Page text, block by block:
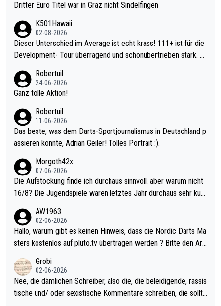
Dritter Euro Titel war in Graz nicht Sindelfingen
K501Hawaii
02-08-2026
Dieser Unterschied im Average ist echt krass! 111+ ist für die
Development- Tour überragend und schonübertrieben stark. U
mal 40+ erst recht. Da gewinnst keinen Blumentopf - ist ja noc
h krasser wie ein Pokalspiel eines Kreisligisten vs einem Bund
Robertuil
24-06-2026
Ganz tolle Aktion!
Robertuil
11-06-2026
Das beste, was dem Darts-Sportjournalismus in Deutschland p
assieren konnte, Adrian Geiler! Tolles Portrait :).
Morgoth42x
07-06-2026
Die Aufstockung finde ich durchaus sinnvoll, aber warum nicht
16/8? Die Jugendspiele waren letztes Jahr durchaus sehr kurz
Allerdings ist Mitchell Lawrie als Nummer 1 der Welt eh qualifi
ziert. Somit ändert die automatische Qualifikation des Weltmei
sters erstmal nichts. Ich denke sie wollen damit für nächstes J
ohl wenig WDF Turniere spielen. Dies war bei Archie Self letzt
es Jahr der Fall. Er musste als amtierender Weltmeister durch
den Qualifier und ich glaube kaum, dass Mitchel sich das (in Ve
AW1963
02-06-2026
Hallo, warum gibt es keinen Hinweis, dass die Nordic Darts Ma
sters kostenlos auf pluto.tv übertragen werden ? Bitte den Arti
Grobi
02-06-2026
Nee, die dämlichen Schreiber, also die, die beleidigende, rassis
tische und/ oder sexistische Kommentare schreiben, die sollte